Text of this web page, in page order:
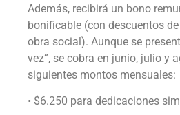
Además, recibirá un bono
bonificable (con descuentos
obra social). Aunque se
vez”, se cobra en junio, julio y
siguientes montos mensuales:
• $6.250 para dedicaciones